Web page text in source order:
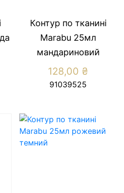
Контур по тканині
Marabu 25мл
мандариновий
128,00 ₴
91039525